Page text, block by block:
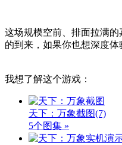
这场规模空前、排面拉满
的到来，如果你也想深度体
我想了解这个游戏：
天下：万象截图(7)
5个图集 »